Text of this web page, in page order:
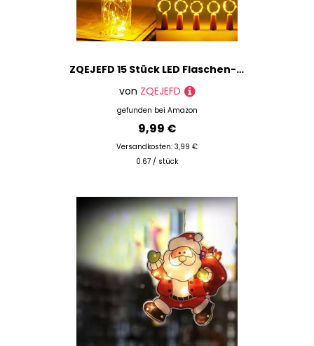
ZQEJEFD 15 Stück LED Flaschen-Licht,Flaschenlicht Batterie,2m 20LED Glas Korken Licht Kupferdraht Lichterkette,Korken Weinflasche Nacht Licht für flasche für Party,Hochzeit Deko,Halloween,Weihnachten
von ZQEJEFD
gefunden bei Amazon
9,99 €
Versandkosten: 3,99 €
0.67 / stück